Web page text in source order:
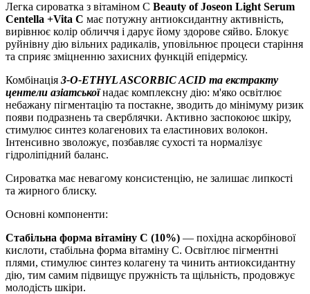
Легка сироватка з вітаміном С Beauty of Joseon Light Serum
Centella +Vita C має потужну антиоксидантну активність,
вирівнює колір обличчя і дарує йому здорове сяйво. Блокує
руйнівну дію вільних радикалів, уповільнює процеси старіння
та сприяє зміцненню захисних функцій епідермісу.
Комбінація 3-O-ETHYL ASCORBIC ACID та екстракту
центели азіатськоїнадає комплексну дію: м'яко освітлює
небажану пігментацію та постакне, зводить до мінімуму ризик
появи подразнень та сверблячки. Активно заспокоює шкіру,
стимулює синтез колагенових та еластинових волокон.
Інтенсивно зволожує, позбавляє сухості та нормалізує
гідроліпідний баланс.
Сироватка має невагому консистенцію, не залишає липкості
та жирного блиску.
Основні компоненти:
Стабільна форма вітаміну С (10%) — похідна аскорбінової
кислоти, стабільна форма вітаміну C. Освітлює пігментні
плями, стимулює синтез колагену та чинить антиоксидантну
дію, тим самим підвищує пружність та щільність, продовжує
молодість шкіри.